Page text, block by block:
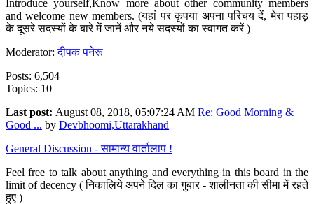
Introduce yourself,Know more about other community members
and welcome new members. (यहां पर कृपया अपना परिचय दें, मेरा पहाड़
के दूसरे सदस्यों के बारे में जानें और नये सदस्यों का स्वागत करें )
Moderator:दीपक पनेरू
Posts: 6,504
Topics: 10
Last post: August 08, 2018, 05:07:24 AM Re: Good Morning &
Good ... by Devbhoomi,Uttarakhand
General Discussion - सामान्य वार्तालाप !
Feel free to talk about anything and everything in this board in the
limit of decency ( निकालिये अपने दिल का गुबार - शालीनता की सीमा में रहते
हुए )